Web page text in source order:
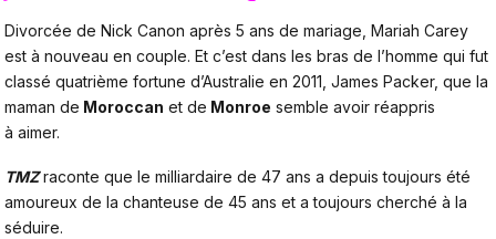
Divorcée de Nick Canon après 5 ans de mariage, Mariah Carey
est à nouveau en couple. Et c’est dans les bras de l’homme qui fut
classé quatrième fortune d’Australie en 2011, James Packer, que la
maman de Moroccan et de Monroe semble avoir réappris
à aimer.
TMZ raconte que le milliardaire de 47 ans a depuis toujours été
amoureux de la chanteuse de 45 ans et a toujours cherché à la
séduire.